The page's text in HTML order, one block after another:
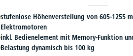
stufenlose Höhenverstellung von 605-1255
Elektromotoren
inkl. Bedienelement mit Memory-Funktion
Belastung dynamisch bis 100 kg